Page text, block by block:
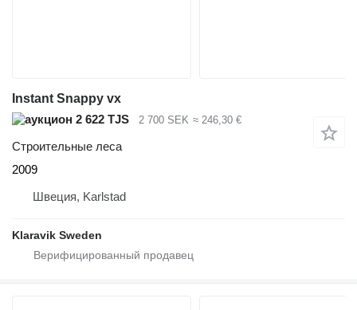
Instant Snappy vx
2 622 TJS
2 700 SEK ≈ 246,30 €
Строительные леса
2009
Швеция, Karlstad
Klaravik Sweden